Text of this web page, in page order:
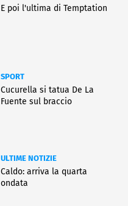
E poi l'ultima di Temptation
SPORT
Cucurella si tatua De La
Fuente sul braccio
ULTIME NOTIZIE
Caldo: arriva la quarta
ondata